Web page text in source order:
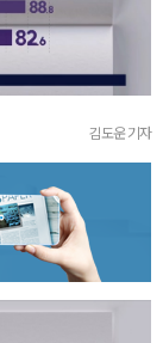
김도운 기자